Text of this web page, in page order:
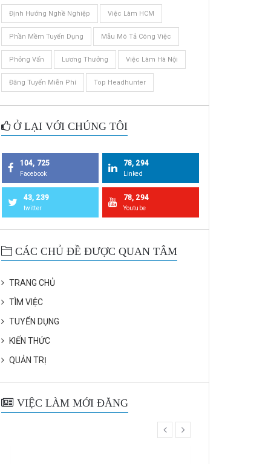
Định Hướng Nghề Nghiệp Việc Làm HCM
Phần Mềm Tuyển Dụng Mẫu Mô Tả Công Việc
Phỏng Vấn Lương Thưởng Việc Làm Hà Nội
Đăng Tuyển Miễn Phí Top Headhunter
Ở LẠI VỚI CHÚNG TÔI
104, 725
Facebook
78, 294
Linked
43, 239
twitter
78, 294
Youtube
CÁC CHỦ ĐỀ ĐƯỢC QUAN TÂM
TRANG CHỦ
TÌM VIỆC
TUYỂN DỤNG
KIẾN THỨC
QUẢN TRỊ
VIỆC LÀM MỚI ĐĂNG
prev